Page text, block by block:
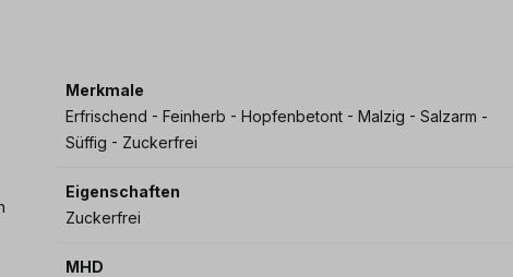
Merkmale
Erfrischend - Feinherb - Hopfenbetont - Malzig - Salzarm -
Süffig - Zuckerfrei
Eigenschaften
Zuckerfrei
MHD